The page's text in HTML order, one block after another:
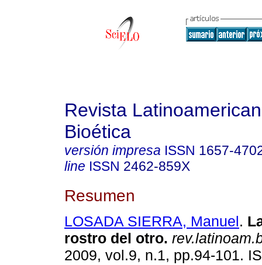
Revista
Bioética
versión impresa ISSN 1657-
line ISSN 2462-859X
Resumen
LOSADA SIERRA, Manuel.
rostro del otro.
2009, vol.9, n.1, pp.94-101.